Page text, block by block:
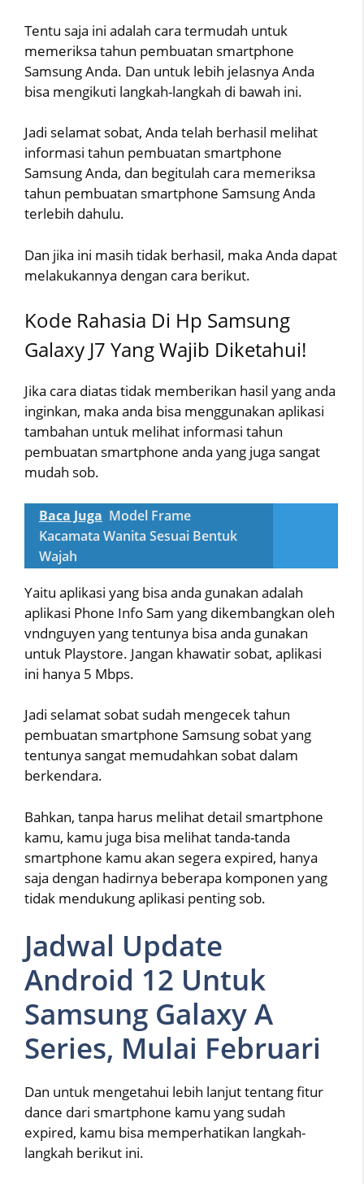
Tentu saja ini adalah cara termudah untuk
memeriksa tahun pembuatan smartphone
Samsung Anda. Dan untuk lebih jelasnya Anda
bisa mengikuti langkah-langkah di bawah ini.
Jadi selamat sobat, Anda telah berhasil melihat
informasi tahun pembuatan smartphone
Samsung Anda, dan begitulah cara memeriksa
tahun pembuatan smartphone Samsung Anda
terlebih dahulu.
Dan jika ini masih tidak berhasil, maka Anda dapat
melakukannya dengan cara berikut.
Kode Rahasia Di Hp Samsung
Galaxy J7 Yang Wajib Diketahui!
Jika cara diatas tidak memberikan hasil yang anda
inginkan, maka anda bisa menggunakan aplikasi
tambahan untuk melihat informasi tahun
pembuatan smartphone anda yang juga sangat
mudah sob.
Baca Juga Model Frame
Kacamata Wanita Sesuai Bentuk
Wajah
Yaitu aplikasi yang bisa anda gunakan adalah
aplikasi Phone Info Sam yang dikembangkan oleh
vndnguyen yang tentunya bisa anda gunakan
untuk Playstore. Jangan khawatir sobat, aplikasi
ini hanya 5 Mbps.
Jadi selamat sobat sudah mengecek tahun
pembuatan smartphone Samsung sobat yang
tentunya sangat memudahkan sobat dalam
berkendara.
Bahkan, tanpa harus melihat detail smartphone
kamu, kamu juga bisa melihat tanda-tanda
smartphone kamu akan segera expired, hanya
saja dengan hadirnya beberapa komponen yang
tidak mendukung aplikasi penting sob.
Jadwal Update
Android 12 Untuk
Samsung Galaxy A
Series, Mulai Februari
Dan untuk mengetahui lebih lanjut tentang fitur
dance dari smartphone kamu yang sudah
expired, kamu bisa memperhatikan langkah-
langkah berikut ini.